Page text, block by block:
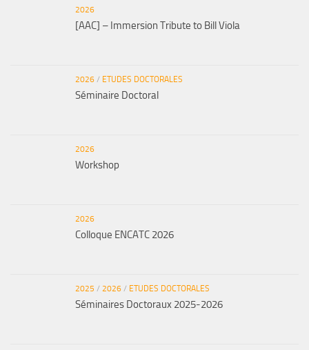
2026
[AAC] – Immersion Tribute to Bill Viola
2026 / ETUDES DOCTORALES
Séminaire Doctoral
2026
Workshop
2026
Colloque ENCATC 2026
2025 / 2026 / ETUDES DOCTORALES
Séminaires Doctoraux 2025-2026